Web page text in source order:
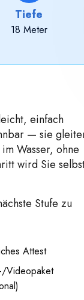
Tiefe
18 Meter
einfach
— sie
Wasser, ohne
wird Sie
Stufe zu
Attest
Videopaket